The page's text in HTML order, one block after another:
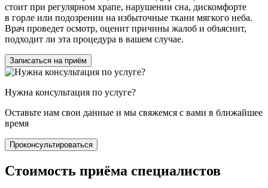
стоит при регулярном храпе, нарушении сна, дискомфорте
в горле или подозрении на избыточные ткани мягкого неба.
Врач проведет осмотр, оценит причины жалоб и объяснит,
подходит ли эта процедура в вашем случае.
Записаться на приём
Нужна консультация по услуге?
Оставьте нам свои данные и мы свяжемся с вами в ближайшее
время
Проконсультироваться
Стоимость приёма специалистов